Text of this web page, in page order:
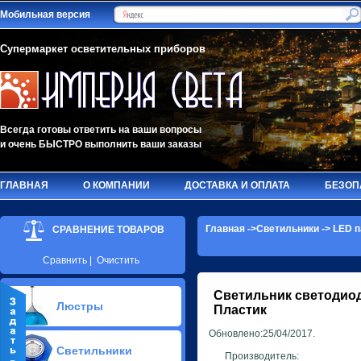
Мобильная версия
Супермаркет осветительных приборов
Всегда готовы ответить на ваши вопросы
и очень БЫСТРО выполнить ваши заказы
ГЛАВНАЯ О КОМПАНИИ ДОСТАВКА И ОПЛАТА
Главная ->Светильники -> LED
Светильник
Пластик
Обновлено:25/04/2017.
Производитель:
СРАВНЕНИЕ ТОВАРОВ
Сравнить Очистить
Люстры
Припотолочные люстры(624)
Потолочные люстры Led(65)
Светильники